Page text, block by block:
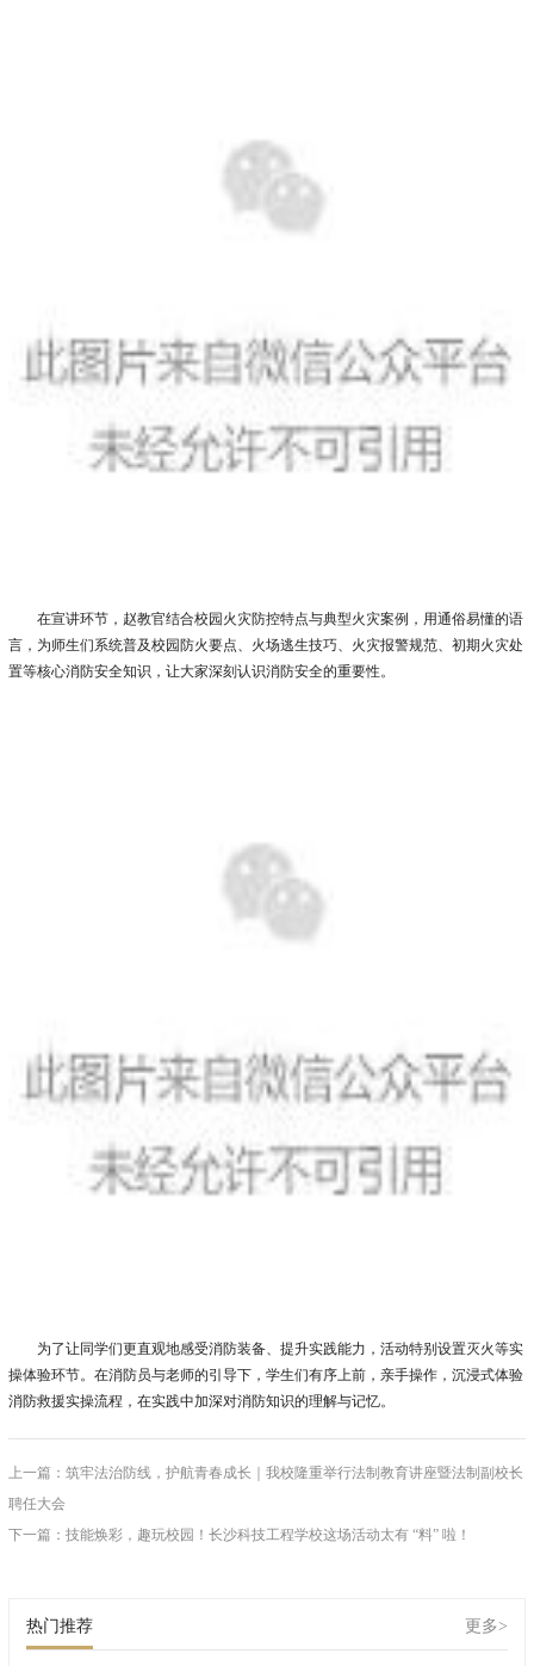
在宣讲环节，赵教官结合校园火灾防控特点与典型火灾案例，用通俗易懂的语
言，为师生们系统普及校园防火要点、火场逃生技巧、火灾报警规范、初期火灾处
置等核心消防安全知识，让大家深刻认识消防安全的重要性。
为了让同学们更直观地感受消防装备、提升实践能力，活动特别设置灭火等实
操体验环节。在消防员与老师的引导下，学生们有序上前，亲手操作，沉浸式体验
消防救援实操流程，在实践中加深对消防知识的理解与记忆。
上一篇：筑牢法治防线，护航青春成长｜我校隆重举行法制教育讲座暨法制副校长
聘任大会
下一篇：技能焕彩，趣玩校园！长沙科技工程学校这场活动太有 “料” 啦！
热门推荐 更多>